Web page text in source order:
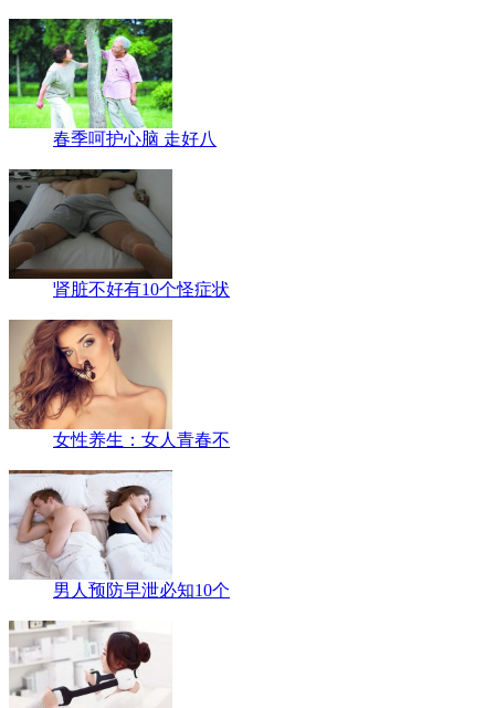
春季呵护心脑 走好八
肾脏不好有10个怪症状
女性养生：女人青春不
男人预防早泄必知10个